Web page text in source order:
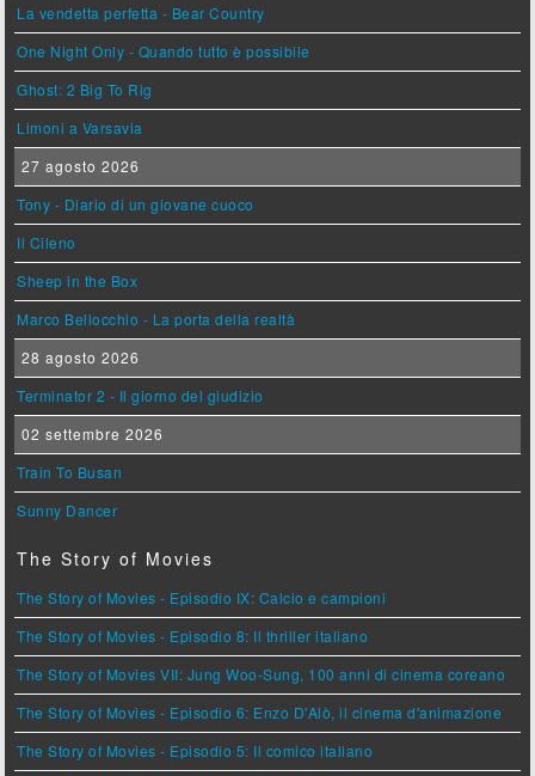
La vendetta perfetta - Bear Country
One Night Only - Quando tutto è possibile
Ghost: 2 Big To Rig
Limoni a Varsavia
27 agosto 2026
Tony - Diario di un giovane cuoco
Il Cileno
Sheep in the Box
Marco Bellocchio - La porta della realtà
28 agosto 2026
Terminator 2 - Il giorno del giudizio
02 settembre 2026
Train To Busan
Sunny Dancer
The Story of Movies
The Story of Movies - Episodio IX: Calcio e campioni
The Story of Movies - Episodio 8: Il thriller italiano
The Story of Movies VII: Jung Woo-Sung, 100 anni di cinema coreano
The Story of Movies - Episodio 6: Enzo D'Alò, il cinema d'animazione
The Story of Movies - Episodio 5: Il comico italiano